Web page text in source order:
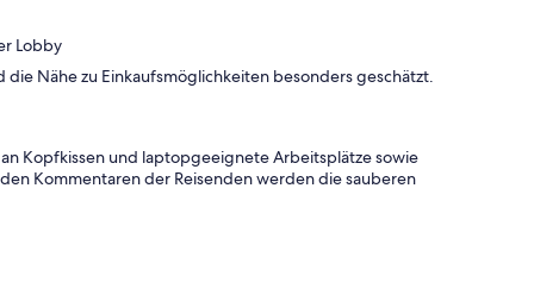
Lobby
Nähe zu Einkaufsmöglichkeiten besonders geschätzt.
Kopfkissen und laptopgeeignete Arbeitsplätze sowie
Kommentaren der Reisenden werden die sauberen